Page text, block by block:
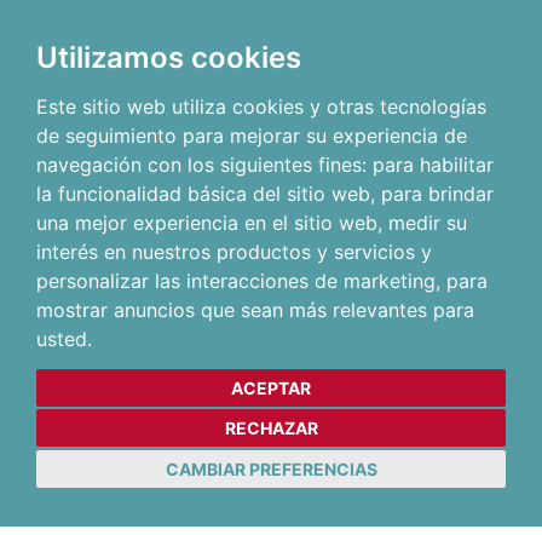
Utilizamos cookies
Este sitio web utiliza cookies y otras tecnologías
de seguimiento para mejorar su experiencia de
navegación con los siguientes fines: para habilitar
la funcionalidad básica del sitio web, para brindar
una mejor experiencia en el sitio web, medir su
interés en nuestros productos y servicios y
personalizar las interacciones de marketing, para
mostrar anuncios que sean más relevantes para
usted.
ACEPTAR
RECHAZAR
CAMBIAR PREFERENCIAS